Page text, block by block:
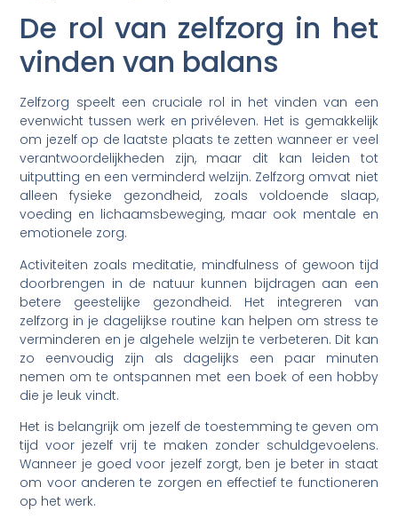
De rol van zelfzorg in het
vinden van balans
Zelfzorg speelt een cruciale rol in het vinden van een
evenwicht tussen werk en privéleven. Het is gemakkelijk
om jezelf op de laatste plaats te zetten wanneer er veel
verantwoordelijkheden zijn, maar dit kan leiden tot
uitputting en een verminderd welzijn. Zelfzorg omvat niet
alleen fysieke gezondheid, zoals voldoende slaap,
voeding en lichaamsbeweging, maar ook mentale en
emotionele zorg.
Activiteiten zoals meditatie, mindfulness of gewoon tijd
doorbrengen in de natuur kunnen bijdragen aan een
betere geestelijke gezondheid. Het integreren van
zelfzorg in je dagelijkse routine kan helpen om stress te
verminderen en je algehele welzijn te verbeteren. Dit kan
zo eenvoudig zijn als dagelijks een paar minuten
nemen om te ontspannen met een boek of een hobby
die je leuk vindt.
Het is belangrijk om jezelf de toestemming te geven om
tijd voor jezelf vrij te maken zonder schuldgevoelens.
Wanneer je goed voor jezelf zorgt, ben je beter in staat
om voor anderen te zorgen en effectief te functioneren
op het werk.